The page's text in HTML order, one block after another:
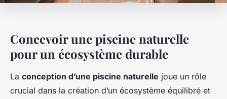
Concevoir une piscine naturelle
pour un écosystème durable
La conception d’une piscine naturelle joue un rôle
crucial dans la création d’un écosystème équilibré et